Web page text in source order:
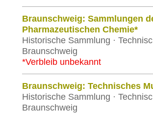
Braunschweig: Sammlungen
Pharmazeutischen Chemie*
Historische Sammlung ·
Braunschweig
*Verbleib unbekannt
Braunschweig: Technisches
Historische Sammlung ·
Braunschweig